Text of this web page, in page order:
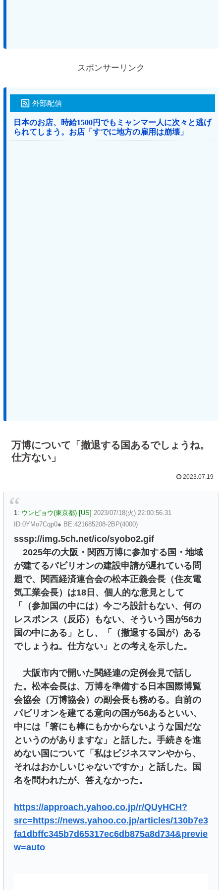
スポンサーリンク
外部配信
日本のお店、時給1500円でもミャンマー人に次々と逃げ
られてしまう。お店「すでに地方の雇用は崩壊」
万博について「撤退する国あるでしょうね。
仕方ない」
2023.07.19
1: ウンピョウ(東京都) [US] 2023/07/18(火) 22:00:56.31
ID:0YMo7Cqp0● BE:421685208-2BP(4000)
sssp://img.5ch.net/ico/syobo2.gif
2025年の大阪・関西万博に参加する国・地域
が建てるパビリオンの建設申請が遅れている問
題で、関西経済連合会の松本正義会長（住友電
気工業会長）は18日、個人的な意見として
「（参加国の中には）今ごろ設計もない、何の
レスポンス（反応）もない、そういう国が56カ
国の中にある」とし、「（撤退する国が）ある
でしょうね。仕方ない」との考えを示した。
大阪市内で開いた関経連の定例会見で話し
た。松本会長は、万博を準備する日本国際博覧
会協会（万博協会）の副会長も務める。自前の
パビリオンを建てる意向の国が56あるといい、
中には「箸にも棒にもかからないような国だな
というのがありますな」と話した。手続きを進
めない国について「私はビジネスマンやから、
それはおかしいじゃないですか」と話した。国
名を問われたが、答えなかった。
https://approach.yahoo.co.jp/r/QUyHCH?
src=https://news.yahoo.co.jp/articles/130b7e3
fa1dbffc345b7d65317ec6db875a8d734&previe
w=auto